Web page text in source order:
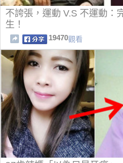
不誇張，運動 V.S 不運動：
生！
19470觀看